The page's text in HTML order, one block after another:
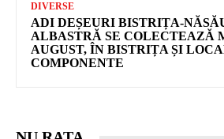
DIVERSE
ADI DEȘEURI BISTRIȚA-
ALBASTRĂ SE COLECTEAZĂ
AUGUST, ÎN BISTRIȚA ȘI
COMPONENTE